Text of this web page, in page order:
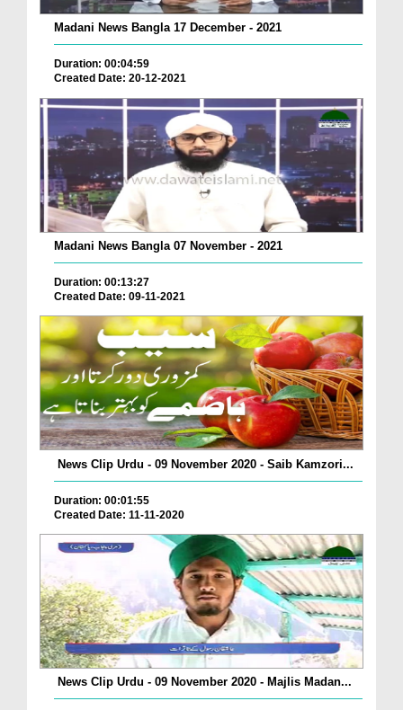
Madani News Bangla 17 December - 2021
Duration: 00:04:59
Created Date: 20-12-2021
Madani News Bangla 07 November - 2021
Duration: 00:13:27
Created Date: 09-11-2021
News Clip Urdu - 09 November 2020 - Saib Kamzori...
Duration: 00:01:55
Created Date: 11-11-2020
News Clip Urdu - 09 November 2020 - Majlis Madan...